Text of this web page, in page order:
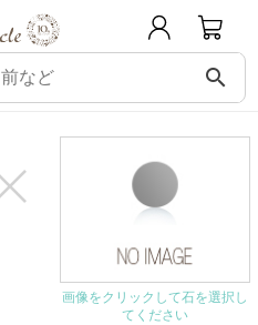
search
ブラックルチルクォーツと相性の良い石
画像をクリックして石を選択し
てください